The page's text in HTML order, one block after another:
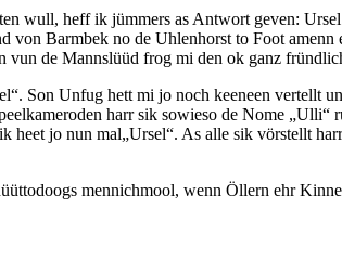
wull, heff ik jümmers as Antwort geven:
Barmbek no de Uhlenhorst to Foot
de Mannslüüd frog mi den ok ganz
. Son Unfug hett mi jo noch keeneen vertellt
harr sik sowieso de Nome
Ulli
heet jo nun mal Ursel . As alle sik vörstellt
mennichmool, wenn Öllern ehr